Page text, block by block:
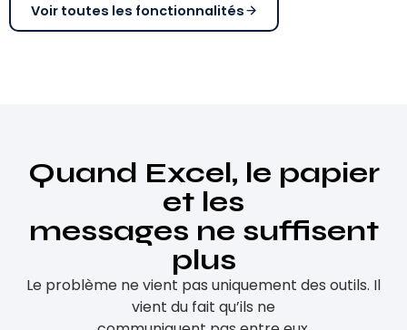
Voir toutes les fonctionnalités
Quand Excel, le papier
et les
messages ne suffisent
plus
Le problème ne vient pas uniquement des outils. Il
vient du fait qu’ils ne